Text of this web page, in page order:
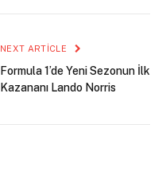
NEXT ARTICLE
Formula 1’de Yeni Sezonun İlk
Kazananı Lando Norris